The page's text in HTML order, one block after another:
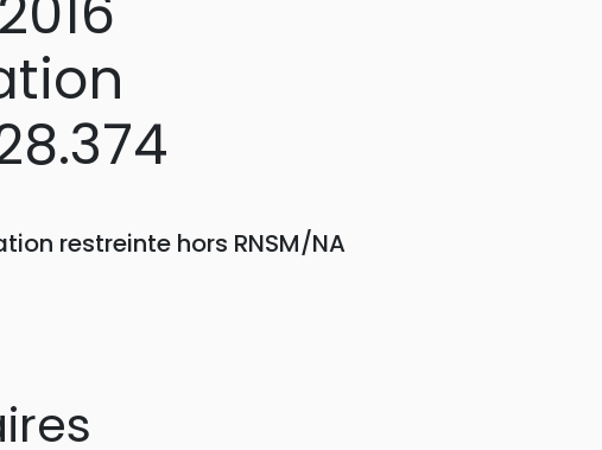
restreinte hors RNSM/NA